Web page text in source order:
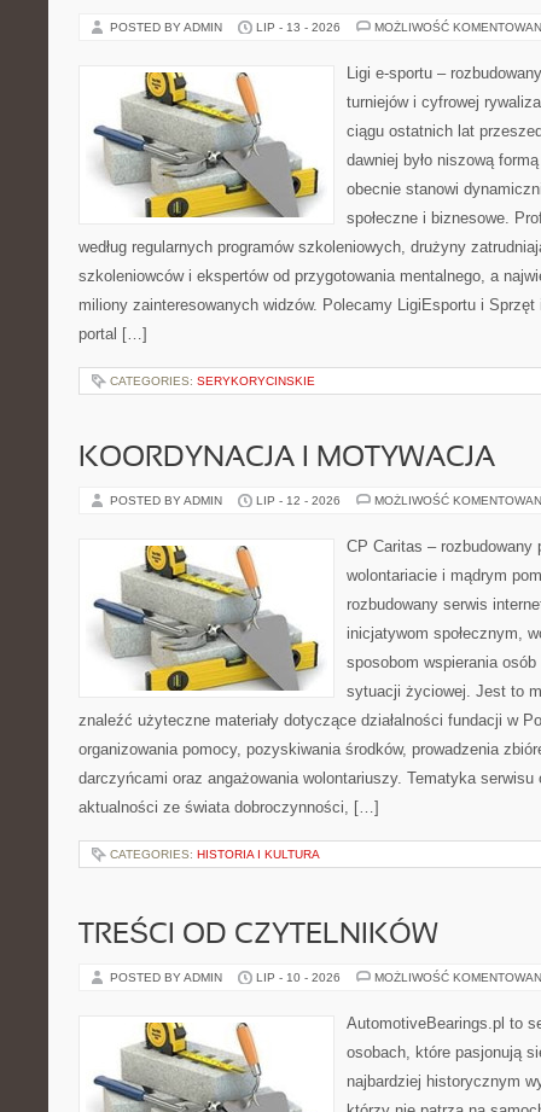
POSTED BY ADMIN LIP - 13 - 2026 MOŻLIWOŚĆ
Ligi e-sportu –
turniejów i cyfrowej
ciągu ostatnich lat
dawniej było niszową
obecnie stanowi
społeczne i biznesowe.
według regularnych programów szkoleniowych, drużyny
szkoleniowców i ekspertów od przygotowania mentalnego, a
miliony zainteresowanych widzów. Polecamy LigiEsportu i
portal […]
CATEGORIES: SERYKORYCINSKIE
KOORDYNACJA I MOTYWACJA
POSTED BY ADMIN LIP - 12 - 2026 MOŻLIWOŚĆ
CP Caritas – rozbudowany
wolontariacie i mądrym
rozbudowany serwis
inicjatywom społecznym,
sposobom wspierania
sytuacji życiowej. Jest to
znaleźć użyteczne materiały dotyczące działalności fundacji w
organizowania pomocy, pozyskiwania środków, prowadzenia
darczyńcami oraz angażowania wolontariuszy. Tematyka
aktualności ze świata dobroczynności, […]
CATEGORIES: HISTORIA I KULTURA
TREŚCI OD CZYTELNIKÓW
POSTED BY ADMIN LIP - 10 - 2026 MOŻLIWOŚĆ
AutomotiveBearings.pl to
osobach, które pasjonują
najbardziej historycznym